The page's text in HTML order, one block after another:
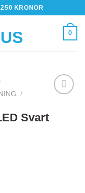
KRONOR
0
/
Svart